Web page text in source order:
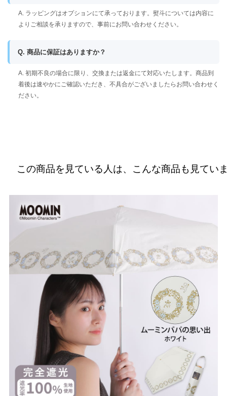
A. ラッピングはオプションにて承っております。熨斗については内容に
よりご相談を承りますので、事前にお問い合わせください。
Q. 商品に保証はありますか？
A. 初期不良の場合に限り、交換または返金にて対応いたします。商品到
着後は速やかにご確認いただき、不具合がございましたらお問い合わせく
ださい。
この商品を見ている人は、こんな商品も見てい